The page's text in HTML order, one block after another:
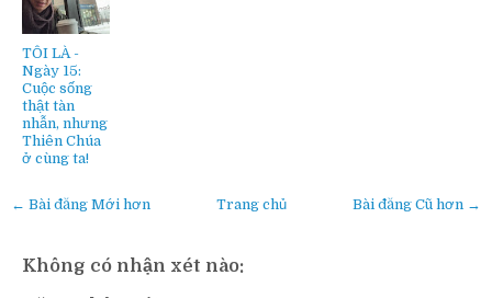
TÔI LÀ -
Ngày 15:
Cuộc sống
thật tàn
nhẫn, nhưng
Thiên Chúa
ở cùng ta!
← Bài đăng Mới hơn Bài đăng Cũ hơn →
Trang chủ
Không có nhận xét nào: